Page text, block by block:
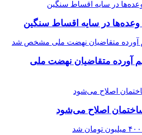
در سایه اقساط سنگین
آورده متقاضیان نهضت ملی
اصلاح می‌شود